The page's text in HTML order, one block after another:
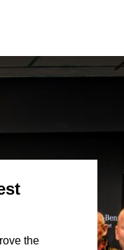
the